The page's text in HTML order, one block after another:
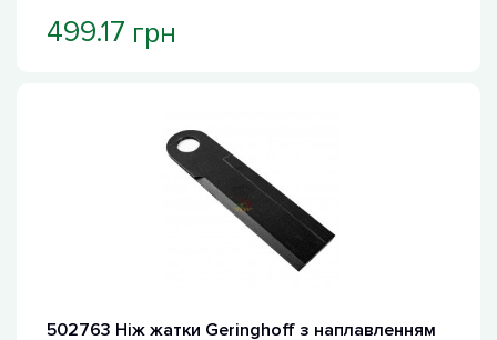
499.17 грн
502763 Ніж жатки Geringhoff з наплавленням